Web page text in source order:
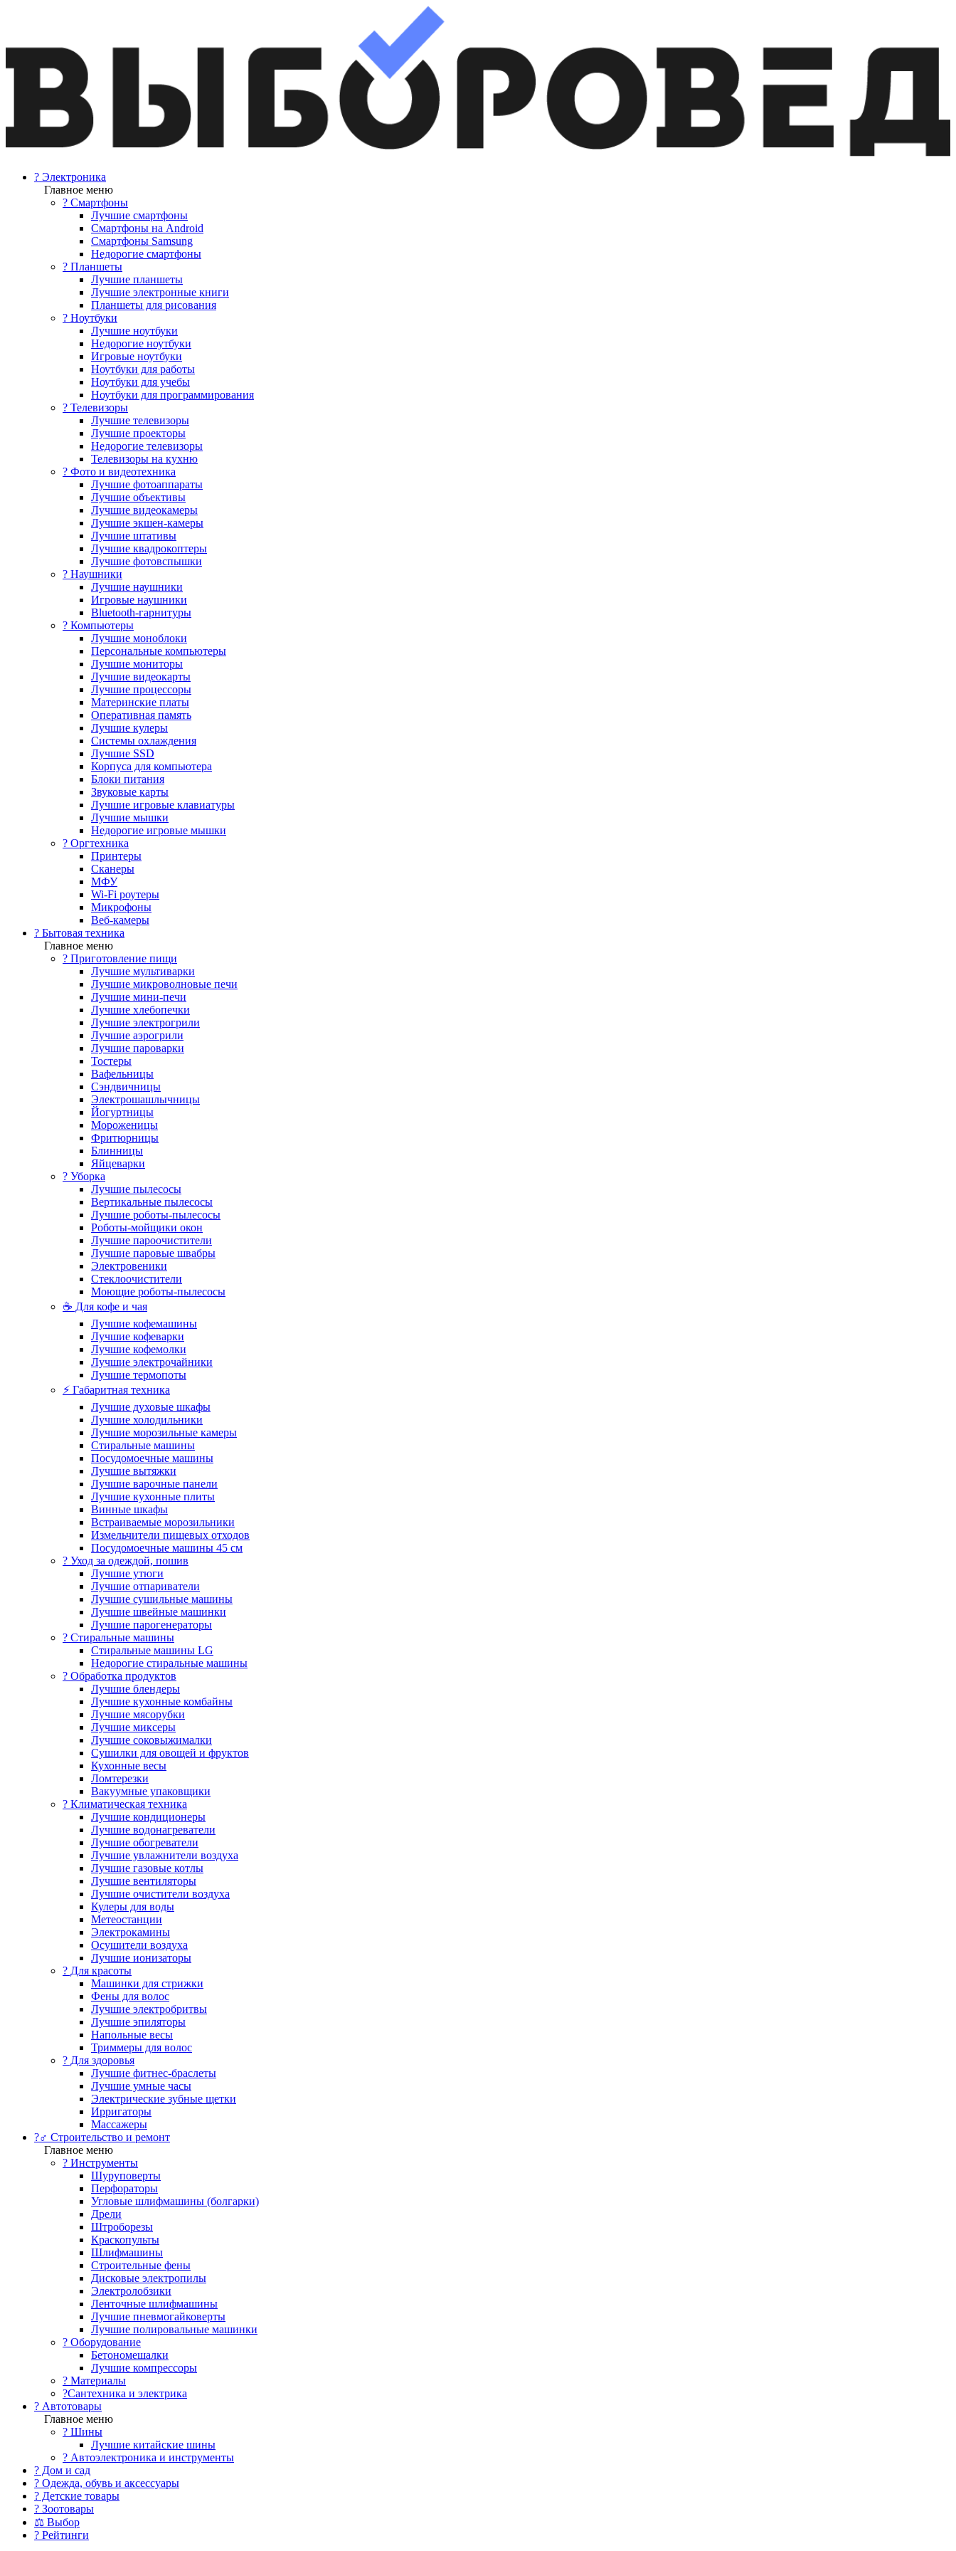
? Электроника
Главное меню
? Смартфоны
Лучшие смартфоны
Смартфоны на Android
Смартфоны Samsung
Недорогие смартфоны
? Планшеты
Лучшие планшеты
Лучшие электронные книги
Планшеты для рисования
? Ноутбуки
Лучшие ноутбуки
Недорогие ноутбуки
Игровые ноутбуки
Ноутбуки для работы
Ноутбуки для учебы
Ноутбуки для программирования
? Телевизоры
Лучшие телевизоры
Лучшие проекторы
Недорогие телевизоры
Телевизоры на кухню
? Фото и видеотехника
Лучшие фотоаппараты
Лучшие объективы
Лучшие видеокамеры
Лучшие экшен-камеры
Лучшие штативы
Лучшие квадрокоптеры
Лучшие фотовспышки
? Наушники
Лучшие наушники
Игровые наушники
Bluetooth-гарнитуры
?️ Компьютеры
Лучшие моноблоки
Персональные компьютеры
Лучшие мониторы
Лучшие видеокарты
Лучшие процессоры
Материнские платы
Оперативная память
Лучшие кулеры
Системы охлаждения
Лучшие SSD
Корпуса для компьютера
Блоки питания
Звуковые карты
Лучшие игровые клавиатуры
Лучшие мышки
Недорогие игровые мышки
?️ Оргтехника
Принтеры
Сканеры
МФУ
Wi-Fi роутеры
Микрофоны
Веб-камеры
? Бытовая техника
Главное меню
? Приготовление пищи
Лучшие мультиварки
Лучшие микроволновые печи
Лучшие мини-печи
Лучшие хлебопечки
Лучшие электрогрили
Лучшие аэрогрили
Лучшие пароварки
Тостеры
Вафельницы
Сэндвичницы
Электрошашлычницы
Йогуртницы
Мороженицы
Фритюрницы
Блинницы
Яйцеварки
? Уборка
Лучшие пылесосы
Вертикальные пылесосы
Лучшие роботы-пылесосы
Роботы-мойщики окон
Лучшие пароочистители
Лучшие паровые швабры
Электровеники
Стеклоочистители
Моющие роботы-пылесосы
☕ Для кофе и чая
Лучшие кофемашины
Лучшие кофеварки
Лучшие кофемолки
Лучшие электрочайники
Лучшие термопоты
⚡ Габаритная техника
Лучшие духовые шкафы
Лучшие холодильники
Лучшие морозильные камеры
Стиральные машины
Посудомоечные машины
Лучшие вытяжки
Лучшие варочные панели
Лучшие кухонные плиты
Винные шкафы
Встраиваемые морозильники
Измельчители пищевых отходов
Посудомоечные машины 45 см
? Уход за одеждой, пошив
Лучшие утюги
Лучшие отпариватели
Лучшие сушильные машины
Лучшие швейные машинки
Лучшие парогенераторы
? Стиральные машины
Стиральные машины LG
Недорогие стиральные машины
? Обработка продуктов
Лучшие блендеры
Лучшие кухонные комбайны
Лучшие мясорубки
Лучшие миксеры
Лучшие соковыжималки
Сушилки для овощей и фруктов
Кухонные весы
Ломтерезки
Вакуумные упаковщики
?️ Климатическая техника
Лучшие кондиционеры
Лучшие водонагреватели
Лучшие обогреватели
Лучшие увлажнители воздуха
Лучшие газовые котлы
Лучшие вентиляторы
Лучшие очистители воздуха
Кулеры для воды
Метеостанции
Электрокамины
Осушители воздуха
Лучшие ионизаторы
? Для красоты
Машинки для стрижки
Фены для волос
Лучшие электробритвы
Лучшие эпиляторы
Напольные весы
Триммеры для волос
? Для здоровья
Лучшие фитнес-браслеты
Лучшие умные часы
Электрические зубные щетки
Ирригаторы
Массажеры
?‍♂️ Строительство и ремонт
Главное меню
?️ Инструменты
Шуруповерты
Перфораторы
Угловые шлифмашины (болгарки)
Дрели
Штроборезы
Краскопульты
Шлифмашины
Строительные фены
Дисковые электропилы
Электролобзики
Ленточные шлифмашины
Лучшие пневмогайковерты
Лучшие полировальные машинки
?️ Оборудование
Бетономешалки
Лучшие компрессоры
? Материалы
?Сантехника и электрика
? Автотовары
Главное меню
? Шины
Лучшие китайские шины
? Автоэлектроника и инструменты
? Дом и сад
? Одежда, обувь и аксессуары
? Детские товары
? Зоотовары
⚖ Выбор
? Рейтинги